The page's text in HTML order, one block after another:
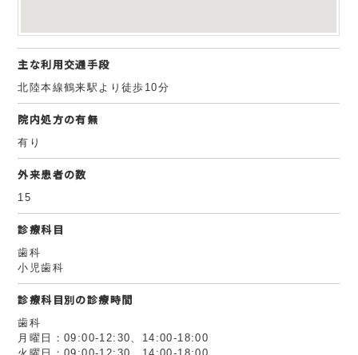
主な利用交通手段
北陸本線鶴来駅より徒歩10分
院内処方の有無
有り
外来患者の数
15
診療科目
歯科
小児歯科
診療科目別の診療時間
歯科
月曜日：09:00-12:30、14:00-18:00